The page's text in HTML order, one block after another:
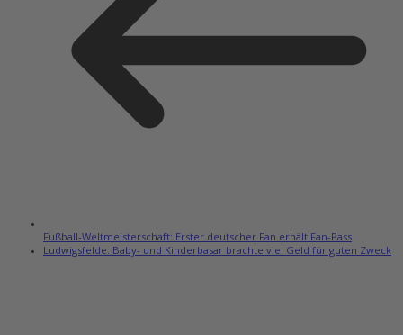
Fußball-Weltmeisterschaft: Erster deutscher Fan erhält Fan-Pass
Ludwigsfelde: Baby- und Kinderbasar brachte viel Geld für guten Zweck